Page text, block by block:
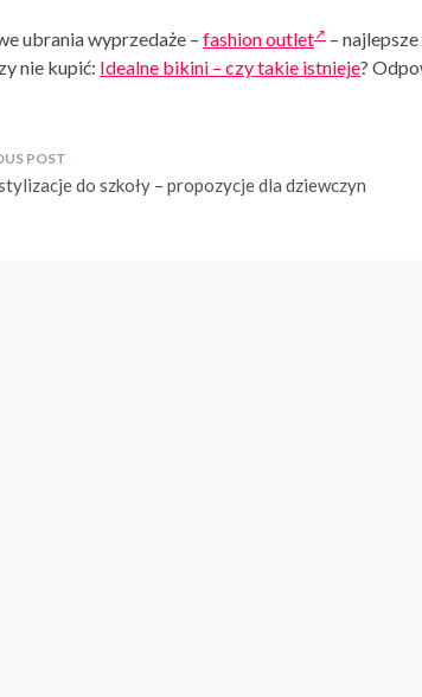
ubrania wyprzedaże – fashion outlet
–
nie kupić: Idealne bikini – czy takie istnieje?
do szkoły – propozycje dla dziewczyn